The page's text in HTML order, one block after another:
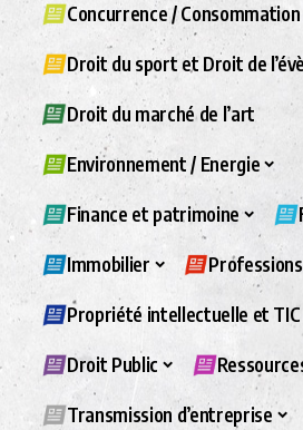
Concurrence /
Droit du sport et Droit de
Droit du marché de l’art
Environnement / Energie
Finance et patrimoine
Immobilier
Propriété intellectuelle et TIC
Droit Public
Transmission d’entreprise